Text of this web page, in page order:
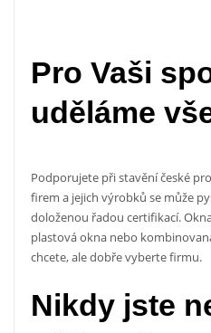
Pro Vaši
uděláme
Podporujete při stavění české
firem a jejich výrobků se může
doloženou řadou certifikací.
plastová okna nebo
chcete, ale dobře vyberte firmu.
Nikdy jste